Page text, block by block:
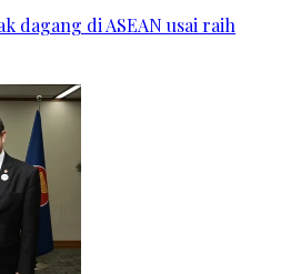
dagang di ASEAN usai raih